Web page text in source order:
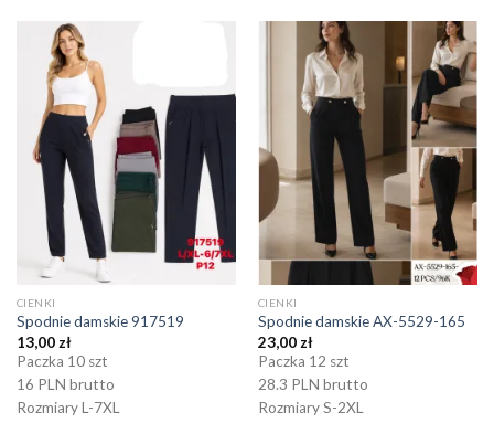
CIENKI
Spodnie damskie 917519
13,00 zł
Paczka 10 szt
16 PLN brutto
Rozmiary L-7XL
CIENKI
Spodnie damskie AX-5529-165
23,00 zł
Paczka 12 szt
28.3 PLN brutto
Rozmiary S-2XL